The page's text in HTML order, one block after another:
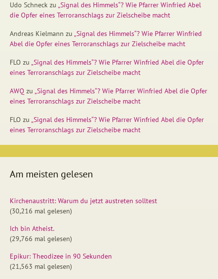
Udo Schneck zu „Signal des Himmels“? Wie Pfarrer Winfried Abel
die Opfer eines Terroranschlags zur Zielscheibe macht
Andreas Kielmann zu „Signal des Himmels“? Wie Pfarrer Winfried
Abel die Opfer eines Terroranschlags zur Zielscheibe macht
FLO zu „Signal des Himmels“? Wie Pfarrer Winfried Abel die Opfer
eines Terroranschlags zur Zielscheibe macht
AWQ zu „Signal des Himmels“? Wie Pfarrer Winfried Abel die Opfer
eines Terroranschlags zur Zielscheibe macht
FLO zu „Signal des Himmels“? Wie Pfarrer Winfried Abel die Opfer
eines Terroranschlags zur Zielscheibe macht
Am meisten gelesen
Kirchenaustritt: Warum du jetzt austreten solltest
(30,216 mal gelesen)
Ich bin Atheist.
(29,766 mal gelesen)
Epikur: Theodizee in 90 Sekunden
(21,563 mal gelesen)